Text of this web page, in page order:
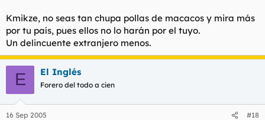
Kmikze, no seas tan chupa pollas de macacos y mira más
por tu país, pues ellos no lo harán por el tuyo.
Un delincuente extranjero menos.
E El Inglés
Forero del todo a cien
16 Sep 2005 #18